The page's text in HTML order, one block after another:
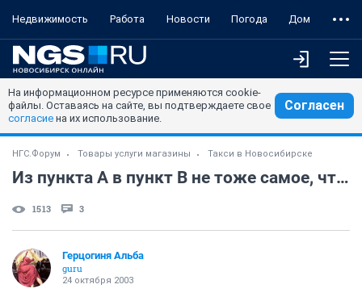
Недвижимость Работа Новости Погода Дом
На информационном ресурсе применяются cookie-
файлы. Оставаясь на сайте, вы подтверждаете свое
согласие на их использование.
Согласен
НГС.Форум Товары услуги магазины Такси в Новосибирске
Из пункта А в пункт В не тоже самое, что из В в А
1513 3
Герцогиня Альба
guru
24 октября 2003